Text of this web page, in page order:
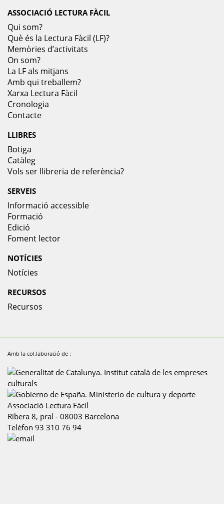
ASSOCIACIÓ LECTURA FÀCIL
Qui som?
Què és la Lectura Fàcil (LF)?
Memòries d’activitats
On som?
La LF als mitjans
Amb qui treballem?
Xarxa Lectura Fàcil
Cronologia
Contacte
LLIBRES
Botiga
Catàleg
Vols ser llibreria de referència?
SERVEIS
Informació accessible
Formació
Edició
Foment lector
NOTÍCIES
Notícies
RECURSOS
Recursos
Amb la col.laboració de :
Associació Lectura Fàcil
Ribera 8, pral - 08003 Barcelona
Telèfon 93 310 76 94